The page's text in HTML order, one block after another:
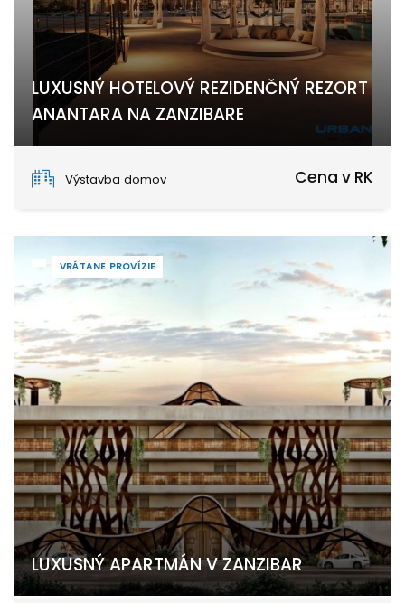
LUXUSNÝ HOTELOVÝ REZIDENČNÝ REZORT
ANANTARA NA ZANZIBARE
Výstavba domov
Cena v RK
VRÁTANE PROVÍZIE
LUXUSNÝ APARTMÁN V ZANZIBAR